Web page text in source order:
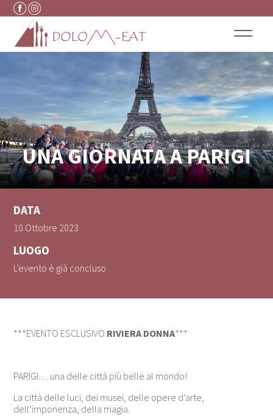
Vai al contenuto
UNA GIORNATA A PARIGI
DATA
10 Ottobre 2023
LUOGO
L'evento è già concluso
***EVENTO ESCLUSIVO RIVIERA DONNA***
PARIGI… una delle città più belle al mondo!
La città delle luci, dei musei, delle opere d’arte,
dell’imponenza, della magia.